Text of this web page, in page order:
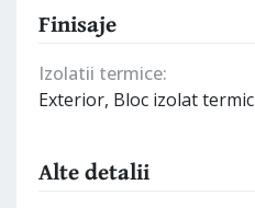
Finisaje
Izolatii termice:
Exterior, Bloc izolat termic
Alte detalii